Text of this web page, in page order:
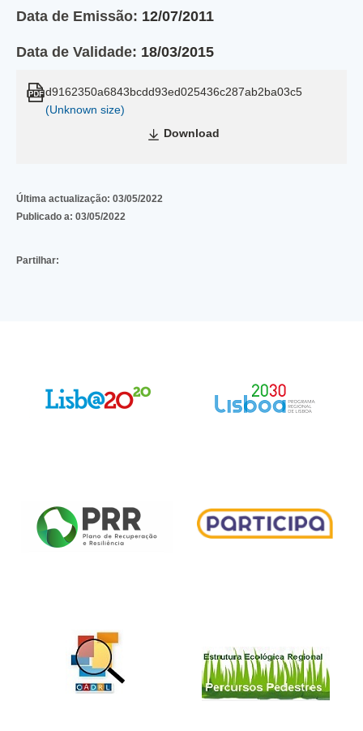
Data de Emissão: 12/07/2011
Data de Validade: 18/03/2015
d9162350a6843bcdd93ed025436c287ab2ba03c5
(Unknown size)
Download
Última actualização: 03/05/2022
Publicado a: 03/05/2022
Partilhar: